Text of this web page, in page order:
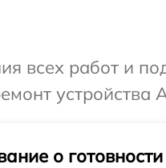
всех работ и
устройства
о готовности